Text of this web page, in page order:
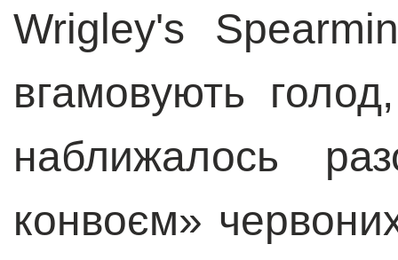
Wrigley's
вгамовують
наближалось
конвоєм»